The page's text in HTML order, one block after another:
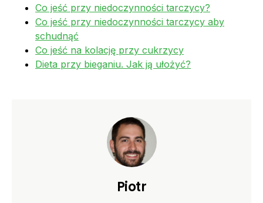
Co jeść przy niedoczynności tarczycy?
Co jeść przy niedoczynności tarczycy aby
schudnąć
Co jeść na kolację przy cukrzycy
Dieta przy bieganiu. Jak ją ułożyć?
Piotr